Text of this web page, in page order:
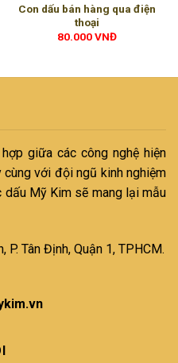
Con dấu bán hàng qua điện
thoại
80.000VNĐ
giữa các công nghệ hiện
với đội ngũ kinh nghiệm
dấu Mỹ Kim sẽ mang lại mẫu
Tân Định, Quận 1, TPHCM.